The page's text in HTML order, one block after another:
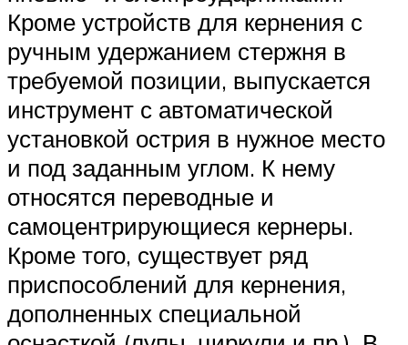
Кроме устройств для кернения с
ручным удержанием стержня в
требуемой позиции, выпускается
инструмент с автоматической
установкой острия в нужное место
и под заданным углом. К нему
относятся переводные и
самоцентрирующиеся кернеры.
Кроме того, существует ряд
приспособлений для кернения,
дополненных специальной